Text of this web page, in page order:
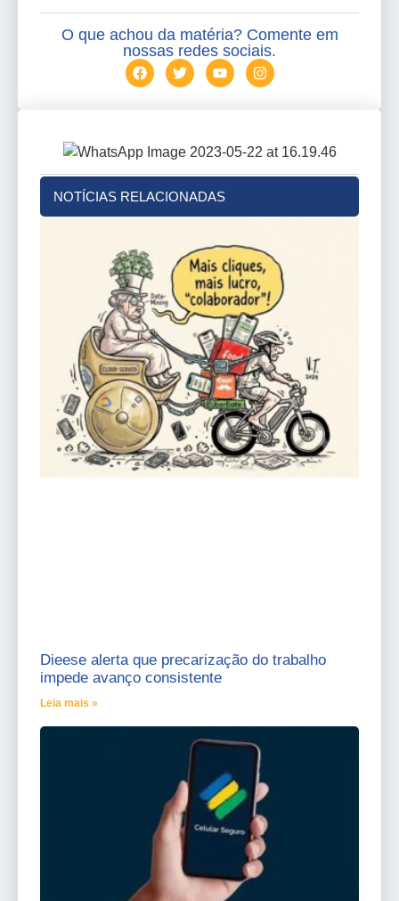
O que achou da matéria? Comente em
nossas redes sociais.
NOTÍCIAS RELACIONADAS
Dieese alerta que precarização do trabalho
impede avanço consistente
Leia mais »